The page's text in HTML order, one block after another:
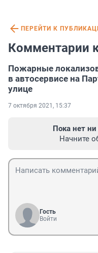
ПЕРЕЙТИ К
Комментарии
Пожарные
в автосервисе на
улице
7 октября 2021, 15:37
Пока нет
Начните
Гость
Войти